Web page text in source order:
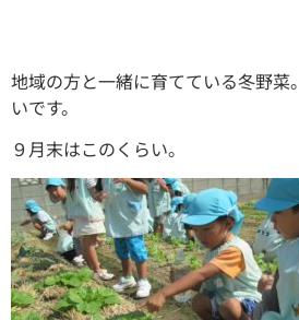
地域の方と一緒に育てている冬野菜
いです。
９月末はこのくらい。